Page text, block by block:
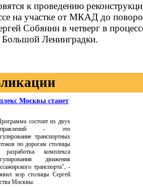
к проведению
на участке от МКАД до
Собянин в четверг в
Большой Ленинградки.
Москвы станет
состоит из двух
- это
транспортных
по дорогам столицы
комплекса
движения
транспорта", -
мэр столицы Сергей
Москвы.